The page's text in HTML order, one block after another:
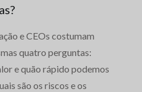
e CEOs costumam
quatro perguntas:
e quão rápido podemos
são os riscos e os